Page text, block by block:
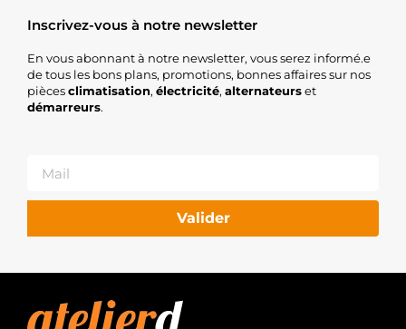
Inscrivez-vous à notre newsletter
En vous abonnant à notre newsletter, vous serez informé.e
de tous les bons plans, promotions, bonnes affaires sur nos
piècesclimatisation, électricité, alternateurset
démarreurs.
Valider